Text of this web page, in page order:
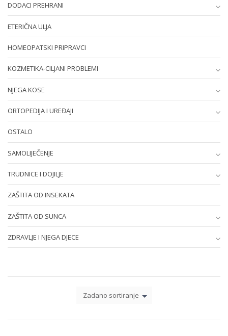
Zadano sortiranje
DODACI PREHRANI
ETERIČNA ULJA
HOMEOPATSKI PRIPRAVCI
KOZMETIKA-CILJANI PROBLEMI
NJEGA KOSE
ORTOPEDIJA I UREĐAJI
OSTALO
SAMOLIJEČENJE
TRUDNICE I DOJILJE
ZAŠTITA OD INSEKATA
ZAŠTITA OD SUNCA
ZDRAVLJE I NJEGA DJECE